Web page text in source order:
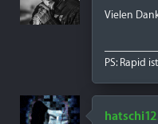
Vielen
PS: Rapid